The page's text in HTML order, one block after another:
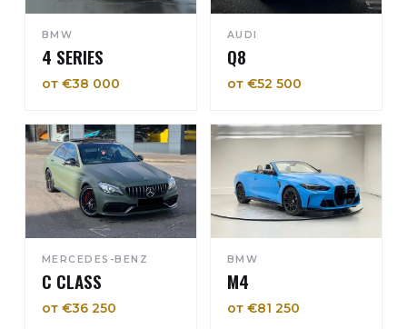
BMW
4 SERIES
от €38 000
AUDI
Q8
от €52 500
MERCEDES-BENZ
C CLASS
от €36 250
BMW
M4
от €81 250